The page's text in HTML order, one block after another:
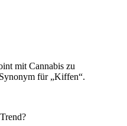
mit Cannabis zu
für „Kiffen“.